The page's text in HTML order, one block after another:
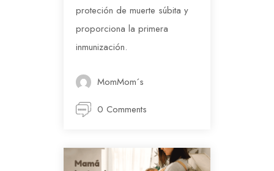
proteción de muerte súbita y
proporciona la primera
inmunización.
MomMom´s
0 Comments